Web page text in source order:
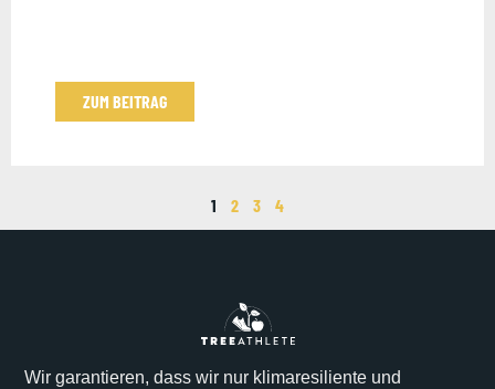
ZUM BEITRAG
1 2 3 4
Wir garantieren, dass wir nur klimaresiliente und